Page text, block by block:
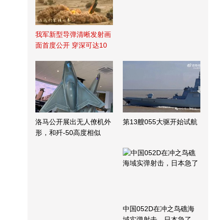
我军新型导弹清晰发射画
面首度公开 穿深可达10
洛马公开展出无人僚机外
形，和歼-50高度相似
第13艘055大驱开始试航
中国052D在冲之鸟礁海